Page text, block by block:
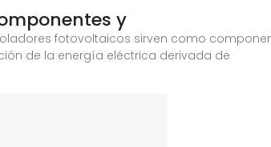
y
fotovoltaicos sirven como
de la energía eléctrica derivada de